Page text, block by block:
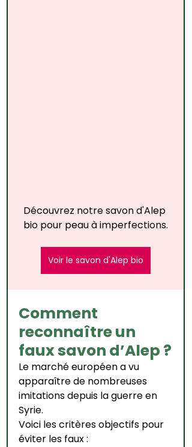
Découvrez notre savon d'Alep
bio pour peau à imperfections.
Voir le savon d'Alep bio
Comment
reconnaître un
faux savon d’Alep ?
Le marché européen a vu
apparaître de nombreuses
imitations depuis la guerre en
Syrie.
Voici les critères objectifs pour
éviter les faux :